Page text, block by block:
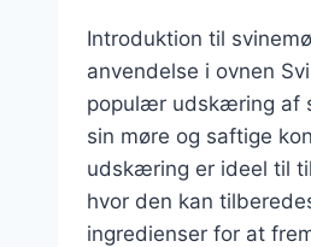
Introduktion til
anvendelse i ovnen
populær udskæring af
sin møre og saftige
udskæring er ideel til
hvor den kan
ingredienser for at